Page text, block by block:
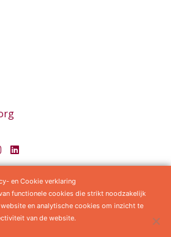
statement Algemene voorwaarden
en Cookie verklaring
functionele cookies die strikt noodzakelijk
en analytische cookies om inzicht te
van de website.